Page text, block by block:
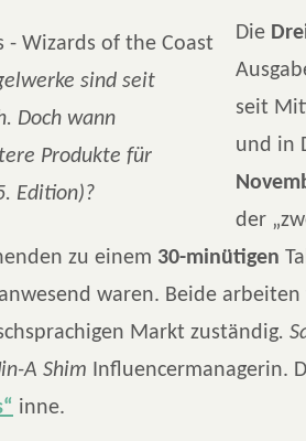
sind seit
Doch wann
Produkte für
Edition)?
Die
seit
und in
der
zu einem 30-minütigen
anwesend waren. Beide
Markt zuständig.
A Shim Influencermanagerin.
inne.